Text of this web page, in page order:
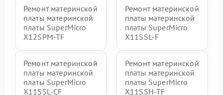
Ремонт материнской
платы материнской
платы SuperMicro
X12SPM-TF
Ремонт материнской
платы материнской
платы SuperMicro
X11SSL-F
Ремонт материнской
платы материнской
платы SuperMicro
X11SSL-CF
Ремонт материнской
платы материнской
платы SuperMicro
X11SSH-TF